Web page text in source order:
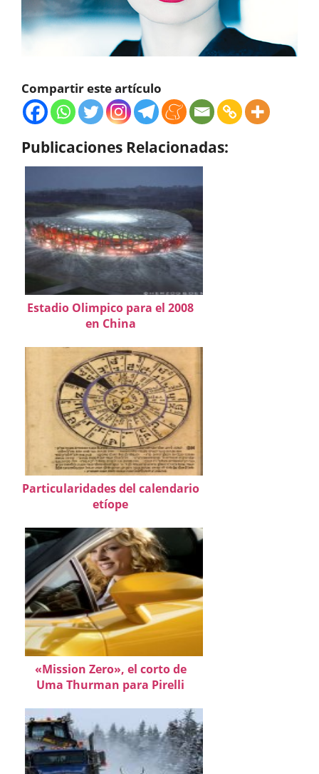
Compartir este artículo
Publicaciones Relacionadas:
Estadio Olimpico para el 2008
en China
Particularidades del calendario
etíope
«Mission Zero», el corto de
Uma Thurman para Pirelli